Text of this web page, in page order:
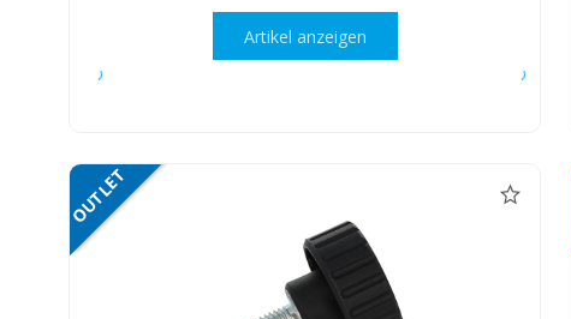
Artikel anzeigen
NETTO
OUTLET